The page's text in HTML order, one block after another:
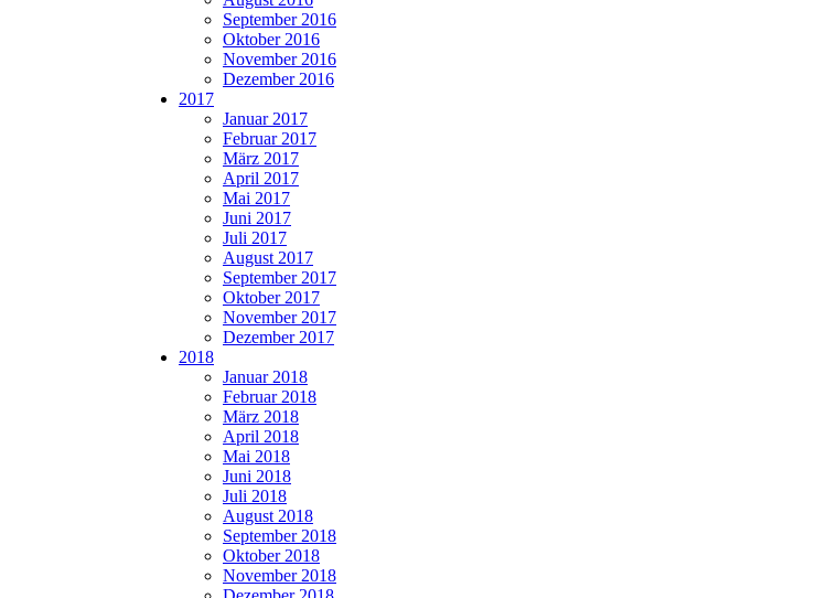
September 2016
Oktober 2016
November 2016
Dezember 2016
2017
Januar 2017
Februar 2017
März 2017
April 2017
Mai 2017
Juni 2017
Juli 2017
August 2017
September 2017
Oktober 2017
November 2017
Dezember 2017
2018
Januar 2018
Februar 2018
März 2018
April 2018
Mai 2018
Juni 2018
Juli 2018
August 2018
September 2018
Oktober 2018
November 2018